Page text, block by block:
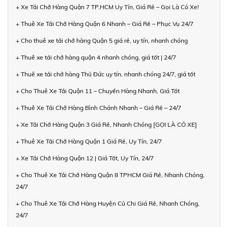
+ Xe Tải Chở Hàng Quận 7 TP.HCM Uy Tín, Giá Rẻ – Gọi Là Có Xe!
+ Thuê Xe Tải Chở Hàng Quận 6 Nhanh – Giá Rẻ – Phục Vụ 24/7
+ Cho thuê xe tải chở hàng Quận 5 giá rẻ, uy tín, nhanh chóng
+ Thuê xe tải chở hàng quận 4 nhanh chóng, giá tốt | 24/7
+ Thuê xe tải chở hàng Thủ Đức uy tín, nhanh chóng 24/7, giá tốt
+ Cho Thuê Xe Tải Quận 11 – Chuyển Hàng Nhanh, Giá Tốt
+ Thuê Xe Tải Chở Hàng Bình Chánh Nhanh – Giá Rẻ – 24/7
+ Xe Tải Chở Hàng Quận 3 Giá Rẻ, Nhanh Chóng [GỌI LÀ CÓ XE]
+ Thuê Xe Tải Chở Hàng Quận 1 Giá Rẻ, Uy Tín, 24/7
+ Xe Tải Chở Hàng Quận 12 | Giá Tốt, Uy Tín, 24/7
+ Cho Thuê Xe Tải Chở Hàng Quận 8 TPHCM Giá Rẻ, Nhanh Chóng,
24/7
+ Cho Thuê Xe Tải Chở Hàng Huyện Củ Chi Giá Rẻ, Nhanh Chóng,
24/7